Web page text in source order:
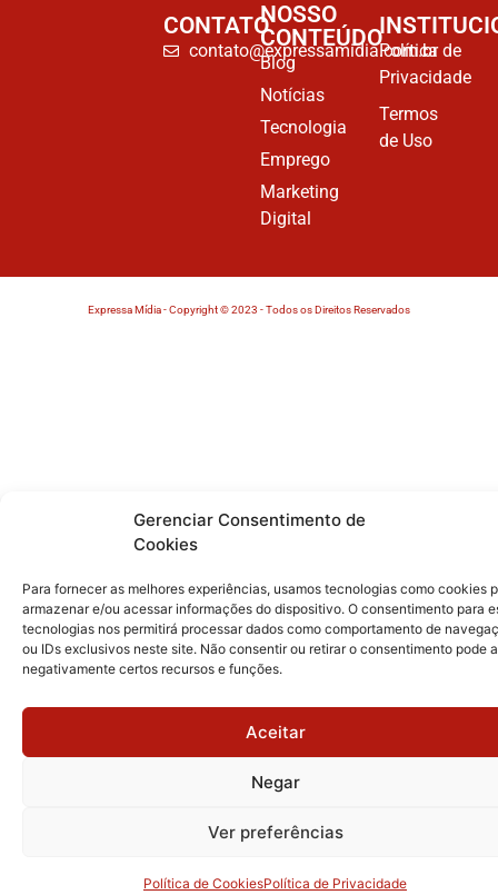
Gerenciar Consentimento de
Cookies
Para fornecer as melhores experiências, usamos tecnologias como cookies
armazenar e/ou acessar informações do dispositivo. O consentimento para
tecnologias nos permitirá processar dados como comportamento de
ou IDs exclusivos neste site. Não consentir ou retirar o consentimento pode
negativamente certos recursos e funções.
Aceitar
Negar
Ver preferências
Política de CookiesPolítica de Privacidade
CONTATO
contato@expressamidia.com.br
NOSSO
CONTEÚDO
Blog
Notícias
Tecnologia
Emprego
Marketing
Digital
Política de
Privacidade
Termos
de Uso
Expressa Mídia - Copyright © 2023 - Todos os Direitos Reservados